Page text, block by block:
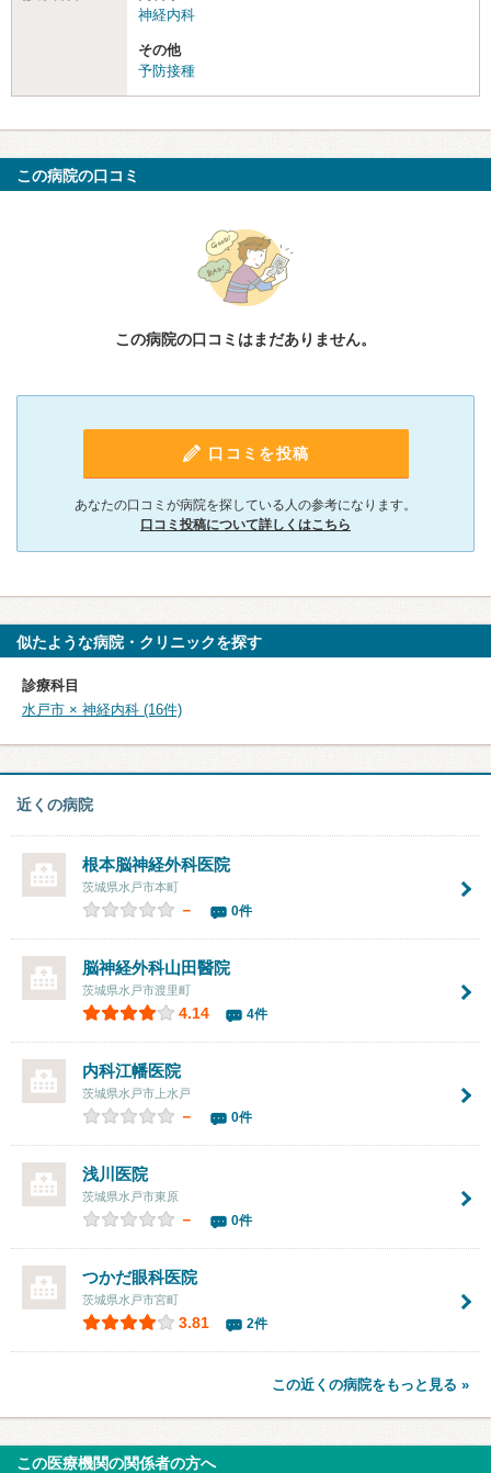
神経内科
その他
予防接種
この病院の口コミ
この病院の口コミはまだありません。
口コミを投稿
あなたの口コミが病院を探している人の参考になります。
口コミ投稿について詳しくはこちら
似たような病院・クリニックを探す
診療科目
水戸市 × 神経内科 (16件)
近くの病院
根本脳神経外科医院
茨城県水戸市本町
－ 0件
脳神経外科山田醫院
茨城県水戸市渡里町
4.14 4件
内科江幡医院
茨城県水戸市上水戸
－ 0件
浅川医院
茨城県水戸市東原
－ 0件
つかだ眼科医院
茨城県水戸市宮町
3.81 2件
この近くの病院をもっと見る »
この医療機関の関係者の方へ